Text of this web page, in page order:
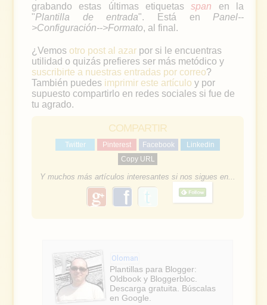
grabando estas últimas etiquetasspan en la
"Plantilla de entrada". Está en Panel--
>Configuración-->Formato, al final.
¿Vemos otro post al azar por si le encuentras
utilidad o quizás prefieres ser más metódico y
suscribirte a nuestras entradas por correo?
También puedes imprimir este artículo y por
supuesto compartirlo en redes sociales si fue de
tu agrado.
COMPARTIR
Twitter Pinterest Facebook
Linkedin
Copy URL
Y muchos más artículos interesantes si nos sigues en...
g
o
l
e
f
e
b
o
Oloman
Plantillas para Blogger:
Oldbook y Bloggerbloc.
Descarga gratuita. Búscalas
en Google.